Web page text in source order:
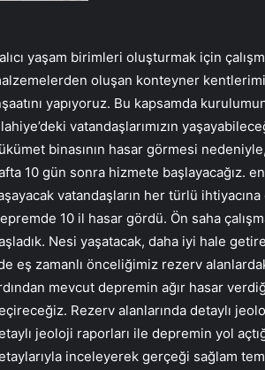
yaşam birimleri oluşturmak için
oluşan konteyner
yapıyoruz. Bu kapsamda
vatandaşlarımızın
binasının hasar görmesi
10 gün sonra hizmete başlayacağız.
vatandaşların her türlü
10 il hasar gördü. Ön saha
Nesi yaşatacak, daha iyi hale
eş zamanlı önceliğimiz rezerv
mevcut depremin ağır hasar
Rezerv alanlarında detaylı
jeoloji raporları ile depremin yol
inceleyerek gerçeği sağlam